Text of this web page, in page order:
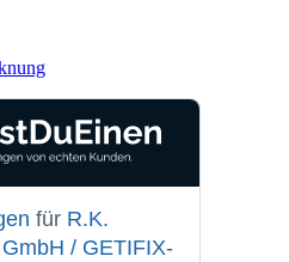
für R.K.
/ GETIFIX-